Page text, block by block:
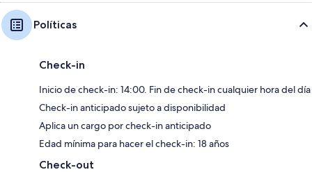
Políticas
Check-in
Inicio de check-in: 14:00. Fin de check-in cualquier hora del día
Check-in anticipado sujeto a disponibilidad
Aplica un cargo por check-in anticipado
Edad mínima para hacer el check-in: 18 años
Check-out